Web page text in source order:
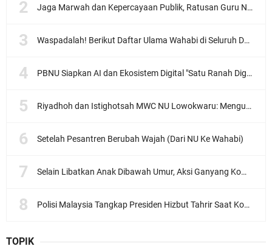
Jaga Marwah dan Kepercayaan Publik, Ratusan Guru Ngaji Kota Malang Serukan Deklarasi Ramah Anak
Waspadalah! Berikut Daftar Ulama Wahabi di Seluruh Dunia dan Karya-karyanya
PBNU Siapkan AI dan Ekosistem Digital "Satu Ranah Digital untuk Ulama", Siap Diluncurkan dalam Waktu Dekat!
Riyadhoh dan Istighotsah MWC NU Lowokwaru: Menguatkan Doa, Menjalin Ukhuwah Menyambut Muktamar NU ke-35
Setelah Pesantren Berubah Wajah (Dari NU Ke Wahabi)
Selain Libatkan Anak Dibawah Umur, Aksi Ganyang Komunis Jadi Sorotan Karena Ada Narasi Halal Sembelih Orang
Polisi Malaysia Tangkap Presiden Hizbut Tahrir Saat Konferensi Pers
TOPIK